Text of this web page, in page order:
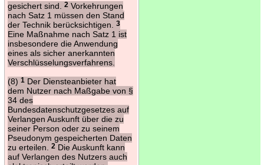
gesichert sind.
2Vorkehrungen
nach Satz 1 müssen den Stand
der Technik berücksichtigen.
3
Eine Maßnahme nach Satz 1 ist
insbesondere die Anwendung
eines als sicher anerkannten
Verschlüsselungsverfahrens.
(8) 1Der Diensteanbieter hat
dem Nutzer nach Maßgabe von §
34 des
Bundesdatenschutzgesetzes auf
Verlangen Auskunft über die zu
seiner Person oder zu seinem
Pseudonym gespeicherten Daten
zu erteilen.
2Die Auskunft kann
auf Verlangen des Nutzers auch